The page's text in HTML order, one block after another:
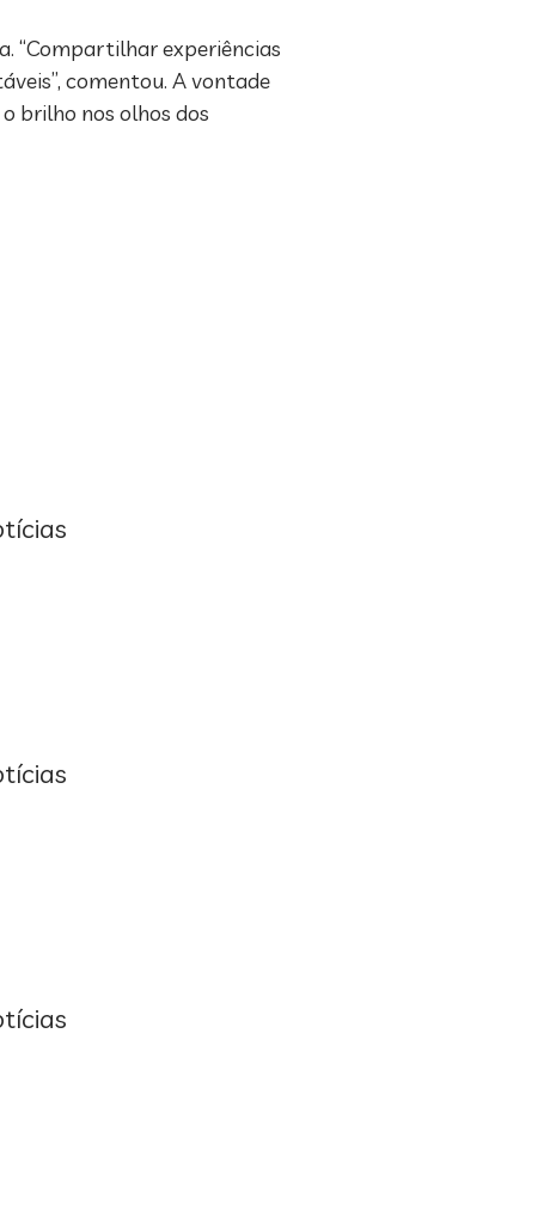
“Compartilhar experiências
comentou. A vontade
brilho nos olhos dos